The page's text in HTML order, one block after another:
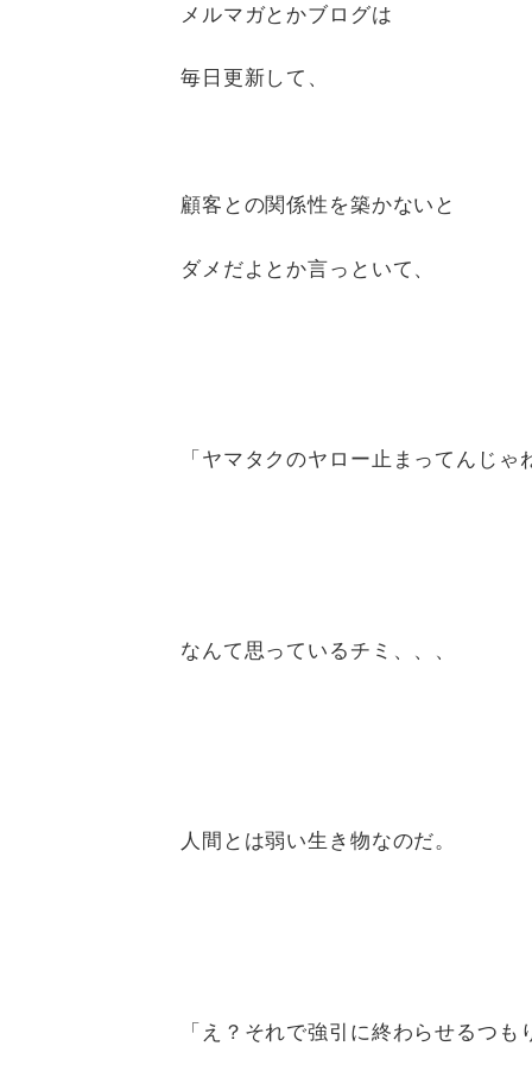
メルマガとかブログは
毎日更新して、
顧客との関係性を築かないと
ダメだよとか言っといて、
「ヤマタクのヤロー止まってんじゃ
なんて思っているチミ、、、
人間とは弱い生き物なのだ。
「え？それで強引に終わらせるつも